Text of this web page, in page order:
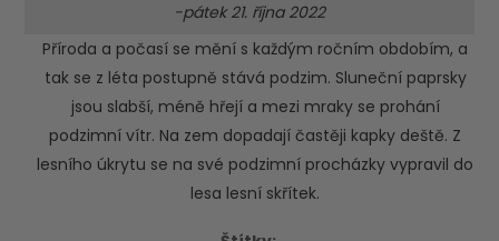
-pátek 21. října 2022
Příroda a počasí se mění s každým ročním obdobím, a
tak se z léta postupně stává podzim. Sluneční paprsky
jsou slabší, méně hřejí a mezi mraky se prohání
podzimní vítr. Na zem dopadají častěji kapky deště. Z
lesního úkrytu se na své podzimní procházky vypravil do
lesa lesní skřítek.